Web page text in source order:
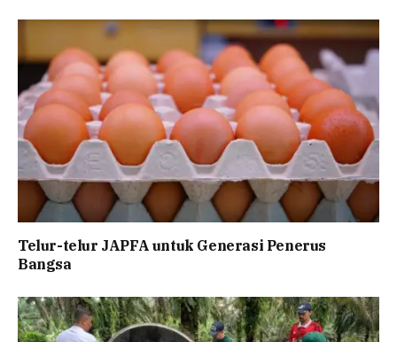
Telur-telur JAPFA untuk Generasi Penerus
Bangsa